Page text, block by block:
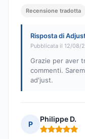
Recensione tradotta
Risposta di
Pubblicata il 12/08/
Grazie per aver
commenti.
ad'just.
P
Philippe D.
Nota: 5 su 5